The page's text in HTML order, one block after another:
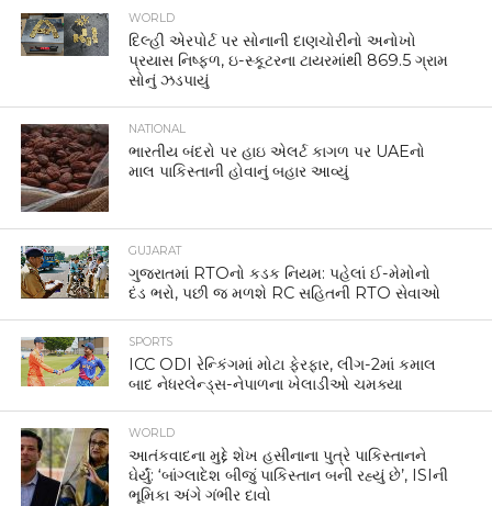
WORLD
દિલ્હી એરપોર્ટ પર સોનાની દાણચોરીનો અનોખો
પ્રયાસ નિષ્ફળ, ઇ-સ્કૂટરના ટાયરમાંથી 869.5 ગ્રામ
સોનું ઝડપાયું
NATIONAL
ભારતીય બંદરો પર હાઇ એલર્ટ કાગળ પર UAEનો
માલ પાકિસ્તાની હોવાનું બહાર આવ્યું
GUJARAT
ગુજરાતમાં RTOનો કડક નિયમ: પહેલાં ઈ-મેમોનો
દંડ ભરો, પછી જ મળશે RC સહિતની RTO સેવાઓ
SPORTS
ICC ODI રેન્કિંગમાં મોટા ફેરફાર, લીગ-2માં કમાલ
બાદ નેધરલેન્ડ્સ-નેપાળના ખેલાડીઓ ચમક્યા
WORLD
આતંકવાદના મુદ્દે શેખ હસીનાના પુત્રે પાકિસ્તાનને
ઘેર્યું: ‘બાંગ્લાદેશ બીજું પાકિસ્તાન બની રહ્યું છે’, ISIની
ભૂમિકા અંગે ગંભીર દાવો